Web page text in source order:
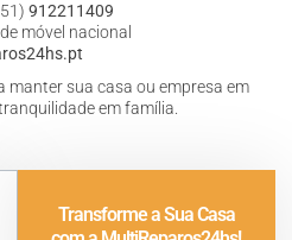
912211409
móvel nacional
sua casa ou empresa em
em família.
Transforme a Sua Casa